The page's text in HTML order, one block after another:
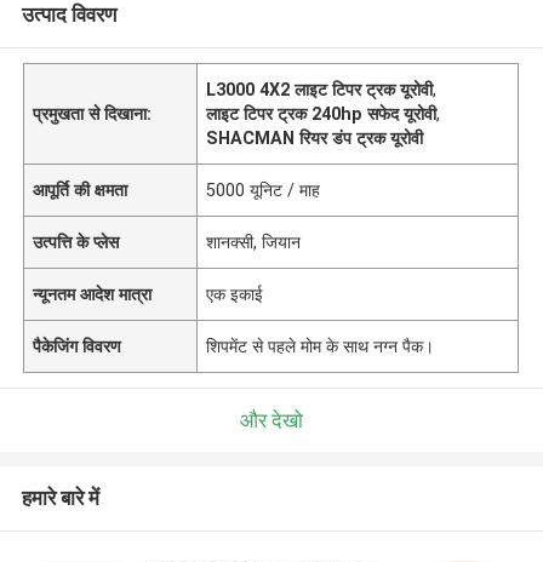
उत्पाद विवरण
प्रमुखता से दिखाना:
L3000 4X2 लाइट टिपर ट्रक यूरोवी,
लाइट टिपर ट्रक 240hp सफेद यूरोवी,
SHACMAN रियर डंप ट्रक यूरोवी
आपूर्ति की क्षमता 5000 यूनिट / माह
उत्पत्ति के प्लेस शानक्सी, जियान
न्यूनतम आदेश मात्रा एक इकाई
पैकेजिंग विवरण शिपमेंट से पहले मोम के साथ नग्न पैक।
और देखो
हमारे बारे में